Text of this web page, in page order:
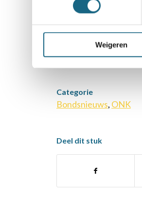
Weigeren
van het Open
opvallende
Categorie
Bondsnieuws, ONK
Deel dit stuk